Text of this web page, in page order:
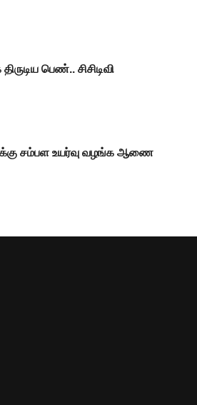
பெண்.. சிசிடிவி
சம்பள உயர்வு வழங்க ஆணை